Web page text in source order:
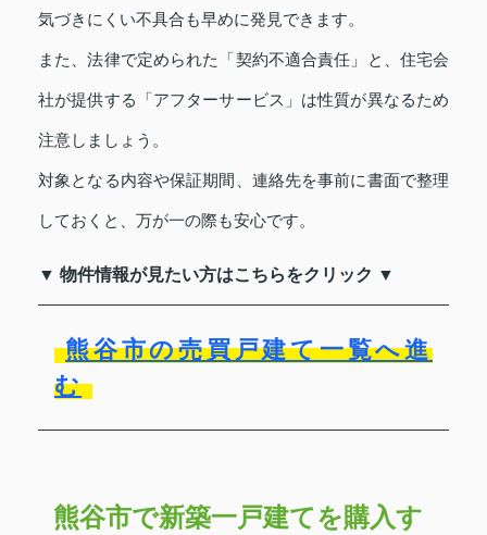
気づきにくい不具合も早めに発見できます。
また、法律で定められた「契約不適合責任」と、住宅会
社が提供する「アフターサービス」は性質が異なるため
注意しましょう。
対象となる内容や保証期間、連絡先を事前に書面で整理
しておくと、万が一の際も安心です。
▼ 物件情報が見たい方はこちらをクリック ▼
熊谷市の売買戸建て一覧へ進
む
熊谷市で新築一戸建てを購入す